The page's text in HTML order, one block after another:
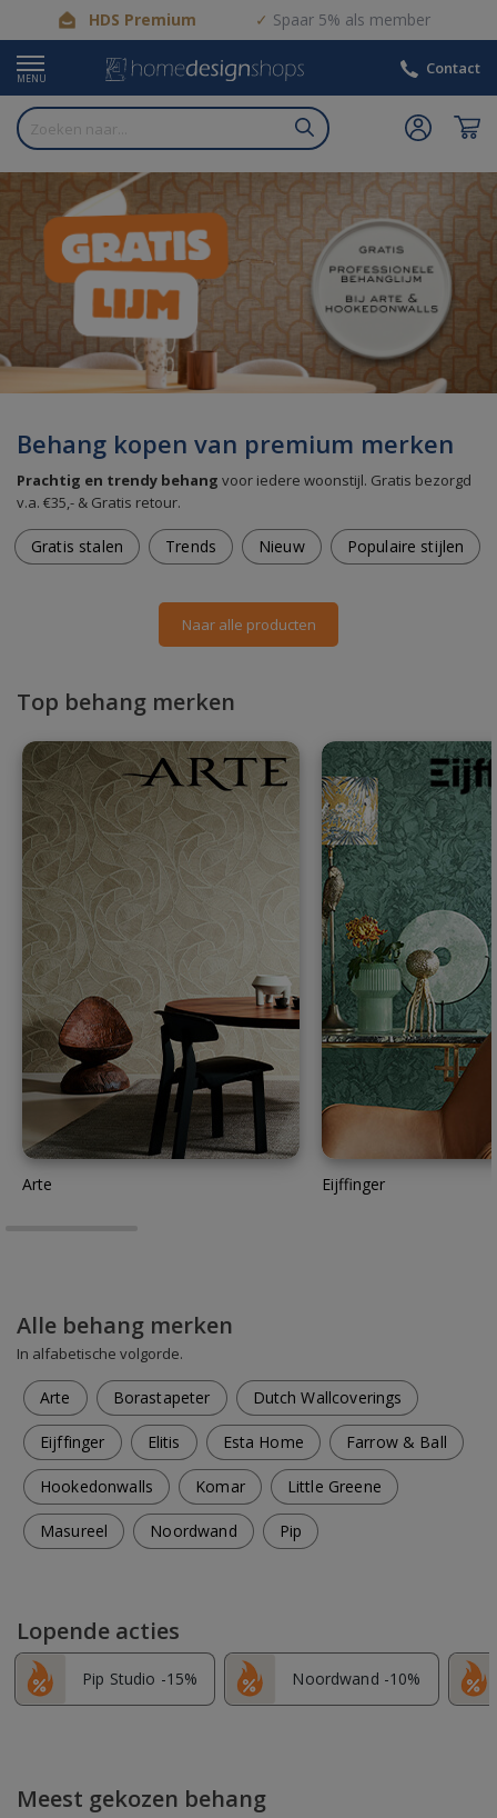
HDS Premium Spaar 5% als member
MENU
Contact
Behang kopen van premium merken
Prachtig en trendy behang voor iedere woonstijl. Gratis bezorgd
v.a. €35,- & Gratis retour.
Gratis stalen Trends Nieuw Populaire stijlen
Naar alle producten
Top behang merken
Arte Eijffinger
Alle behang merken
In alfabetische volgorde.
Arte Borastapeter Dutch Wallcoverings
Eijffinger Elitis Esta Home Farrow & Ball
Hookedonwalls Komar Little Greene
Masureel Noordwand Pip
Lopende acties
Pip Studio -15% Noordwand -10%
Meest gekozen behang